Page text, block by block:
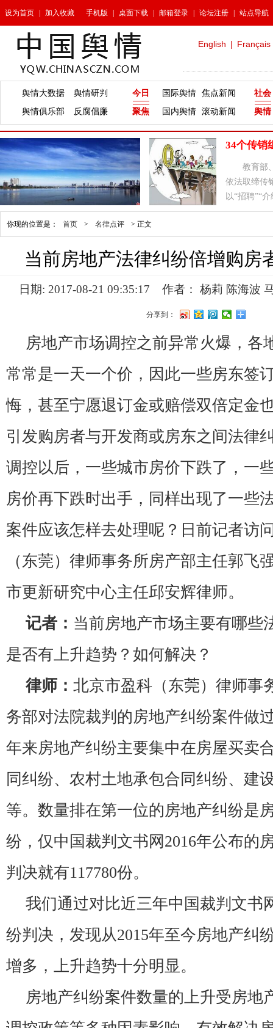
设为首页 加入收藏 手机版 桌面下载 邮箱登录 论坛注册 站点导航
English | Français
舆情大数据
舆情研判
舆情俱乐部
反腐倡廉
今日
聚焦
国际舆情
焦点新闻
国内舆情
滚动新闻
社会
舆情
34个传销
教育部
依法取缔传
以“招聘”“
坚决铲除。
你现的位置是： 首页 > 名律点评 > 正文
当前房地产法律纠纷倍增购房
日期: 2017-08-21 09:35:17 作者： 杨莉 陈海
分享到：
房地产市场调控之前异常火爆，各
常常是一天一个价，因此一些房东签
悔，甚至宁愿退订金或赔偿双倍定金
引发购房者与开发商或房东之间法律
调控以后，一些城市房价下跌了，一
房价再下跌时出手，同样出现了一些
案件应该怎样去处理呢？日前记者访
（东莞）律师事务所房产部主任郭飞
市更新研究中心主任邱安辉律师。
记者： 当前房地产市场主要有哪些
是否有上升趋势？如何解决？
律师： 北京市盈科（东莞）律师事
务部对法院裁判的房地产纠纷案件做
年来房地产纠纷主要集中在房屋买卖
同纠纷、农村土地承包合同纠纷、建
等。数量排在第一位的房地产纠纷是
纷，仅中国裁判文书网2016年公布的
判决就有117780份。
我们通过对比近三年中国裁判文书
纷判决，发现从2015年至今房地产纠
增多，上升趋势十分明显。
房地产纠纷案件数量的上升受房地